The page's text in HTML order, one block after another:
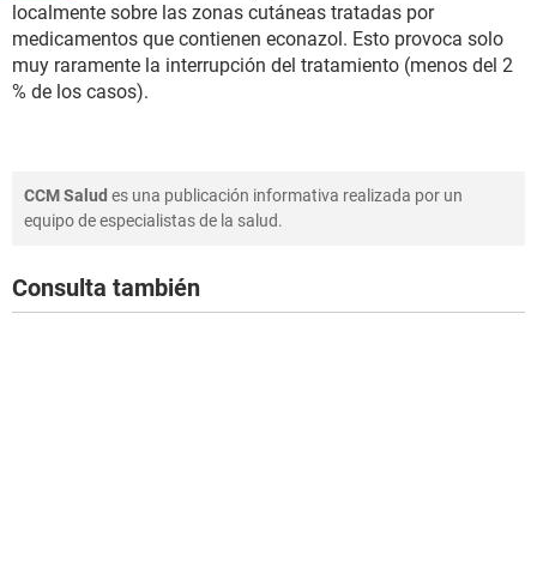
localmente sobre las zonas cutáneas tratadas por
medicamentos que contienen econazol. Esto provoca solo
muy raramente la interrupción del tratamiento (menos del 2
% de los casos).
CCM Salud es una publicación informativa realizada por un
equipo de especialistas de la salud.
Consulta también